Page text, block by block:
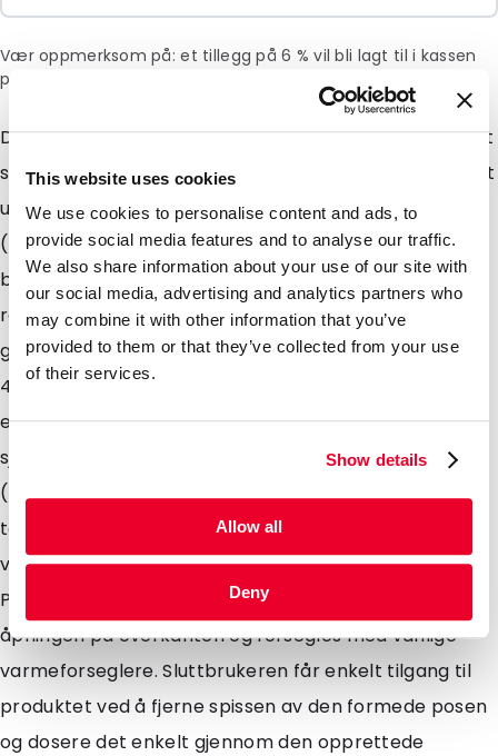
This website uses cookies
We use cookies to personalise content and ads, to
provide social media features and to analyse our traffic.
We also share information about your use of our site with
our social media, advertising and analytics partners who
may combine it with other information that you’ve
provided to them or that they’ve collected from your use
of their services.
Show details
Allow all
Deny
Vær oppmerksom på: et tillegg på 6 % vil bli lagt til i kassen
på grunn av den nåværende situasjonen i Midtøsten.
Den første fullt resirkulerbare formede posen med tut
som er tilgjengelig på markedet. Disse posene er laget
utelukkende av ett enkelt materiale
(lavdensitetspolyetylen med EVOH-
barriereegenskaper) og er 100 % resirkulerbare under
resirkuleringskode 4 (de fleste supermarkeder og
gjenvinningsstasjoner har innleveringssteder for kode
4) Posene er ideelle for engangsrefiller av for
eksempel: Kosmetikk kaffeskrubb, fast såpe, geler,
sjampo, balsam, dusjgel, konsentrat til produkter som
(tilsett vann for å blande) Såpe/vaskemidler
tøymykner, bilrengjøringsprodukter,
vindusvaskervæske, sauser og pasta til måltidssett.
Posene er forhåndsformet og kan fylles gjennom
åpningen på overkanten og forsegles med vanlige
varmeforseglere. Sluttbrukeren får enkelt tilgang til
produktet ved å fjerne spissen av den formede posen
og dosere det enkelt gjennom den opprettede